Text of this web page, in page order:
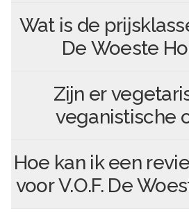
Wat is de
De Woeste
Zijn er
veganistische
Hoe kan ik een
voorV.O.F. De